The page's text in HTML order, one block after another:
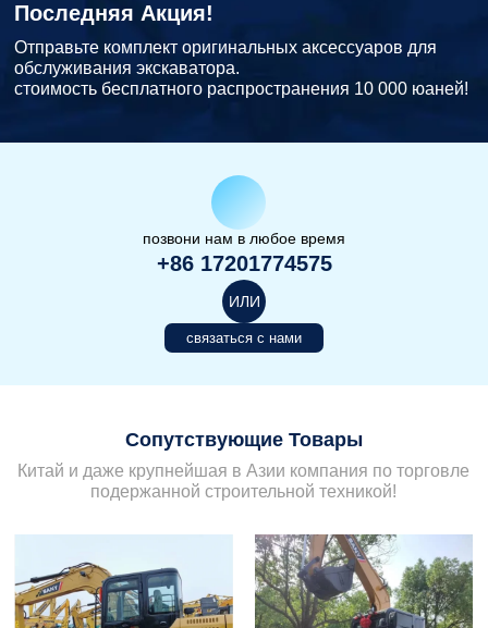
Последняя Акция!
Отправьте комплект оригинальных аксессуаров для
обслуживания экскаватора.
стоимость бесплатного распространения 10 000 юаней!
позвони нам в любое время
+86 17201774575
ИЛИ
связаться с нами
Сопутствующие Товары
Китай и даже крупнейшая в Азии компания по торговле
подержанной строительной техникой!